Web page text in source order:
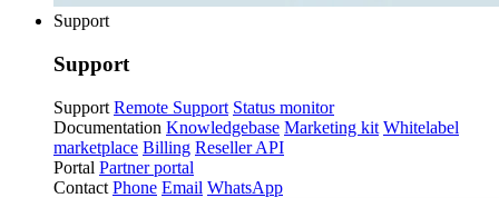
Support
Support
Support Remote Support Status monitor
Documentation Knowledgebase Marketing kit Whitelabel
marketplace Billing Reseller API
Portal Partner portal
Contact Phone Email WhatsApp